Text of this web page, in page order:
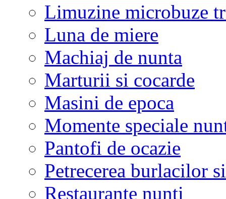
Limuzine microbuze
Luna de miere
Machiaj de nunta
Marturii si cocarde
Masini de epoca
Momente speciale
Pantofi de ocazie
Petrecerea burlacilor
Restaurante nunti